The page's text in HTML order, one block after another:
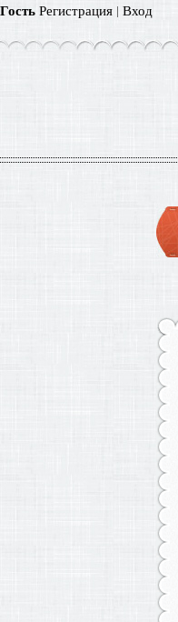
Гость Регистрация | Вход